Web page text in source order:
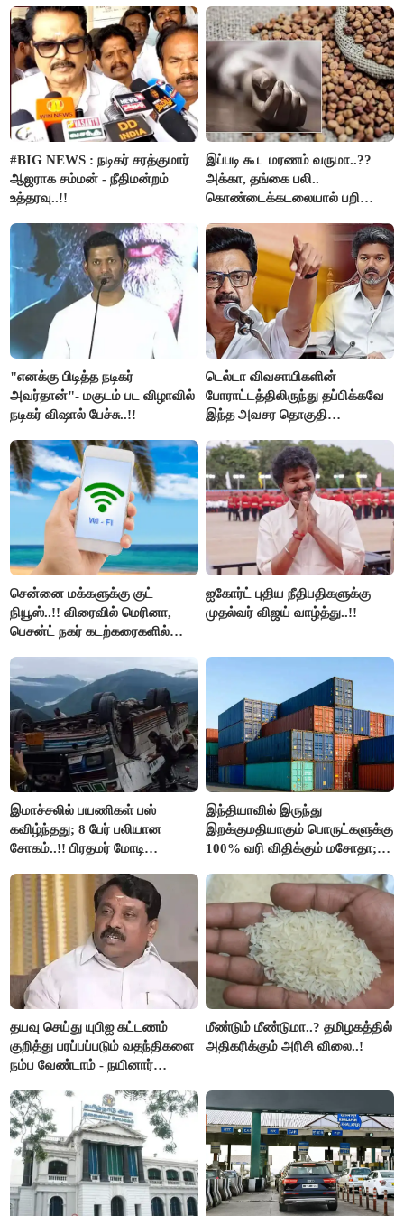
#BIG NEWS : நடிகர் சரத்குமார்
ஆஜராக சம்மன் - நீதிமன்றம்
உத்தரவு..!!
இப்படி கூட மரணம் வருமா..??
அக்கா, தங்கை பலி..
கொண்டைக்கடலையால் பறிபோன
"எனக்கு பிடித்த நடிகர்
அவர்தான்"- மகுடம் பட விழாவில்
நடிகர் விஷால் பேச்சு..!!
டெல்டா விவசாயிகளின்
போராட்டத்திலிருந்து தப்பிக்கவே
இந்த அவசர தொகுதி
அரங்கேற்றுகிறார் முதலமைச்சர் -
திமுக ஐடி விங்..!!
சென்னை மக்களுக்கு குட்
நியூஸ்..!! விரைவில் மெரினா,
பெசன்ட் நகர் கடற்கரைகளில்
ஐகோர்ட் புதிய நீதிபதிகளுக்கு
முதல்வர் விஜய் வாழ்த்து..!!
இமாச்சலில் பயணிகள் பஸ்
கவிழ்ந்தது; 8 பேர் பலியான
சோகம்..!! பிரதமர் மோடி
இந்தியாவில் இருந்து
இறக்குமதியாகும் பொருட்களுக்கு
100% வரி விதிக்கும் மசோதா;
தயவு செய்து யுபிஐ கட்டணம்
குறித்து பரப்பப்படும் வதந்திகளை
நம்ப வேண்டாம் - நயினார்
மீண்டும் மீண்டுமா..? தமிழகத்தில்
அதிகரிக்கும் அரிசி விலை..!